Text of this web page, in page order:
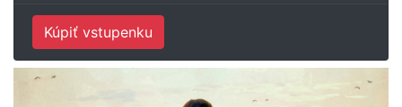
Kúpiť vstupenku